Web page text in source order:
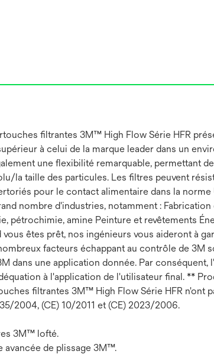
filtrantes 3M™ High Flow Série HFR
à celui de la marque leader dans un
une flexibilité remarquable, permettant
la taille des particules. Les filtres peuvent
pour le contact alimentaire dans la norme
nombre d'industries, notamment :
pétrochimie, amine Peinture et revêtements
êtes prêt, nos ingénieurs vous aideront à
facteurs échappant au contrôle de 3M
dans une application donnée. Par
à l'application de l'utilisateur final. **
filtrantes 3M™ High Flow Série HFR n'ont
2004, (CE) 10/2011 et (CE) 2023/2006.
3M™ lofté.
avancée de plissage 3M™.